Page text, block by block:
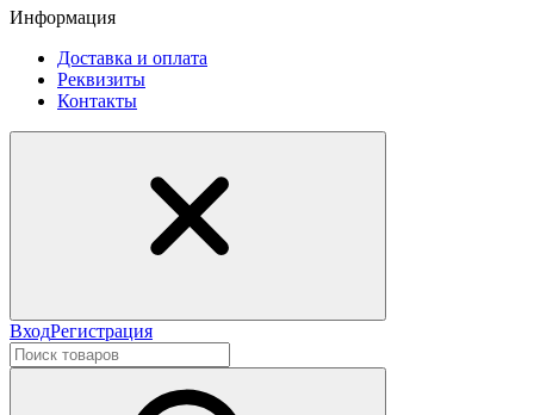
Информация
Доставка и оплата
Реквизиты
Контакты
ВходРегистрация